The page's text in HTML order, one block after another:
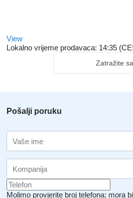
View
Lokalno vrijeme prodavaca: 14:35
Zatražite
Pošalji poruku
Molimo provjerite broj telefona: mora